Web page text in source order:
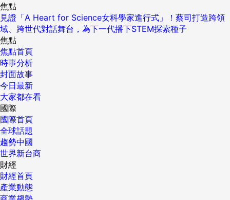
焦點
見證「A Heart for Science女科學家進行式」！蔡司打造跨領
域、跨世代對話舞台，為下一代播下STEM探索種子
焦點
焦點首頁
時事分析
封面故事
今日最新
大家都在看
國際
國際首頁
全球話題
趨勢中國
世界新台商
財經
財經首頁
產業動態